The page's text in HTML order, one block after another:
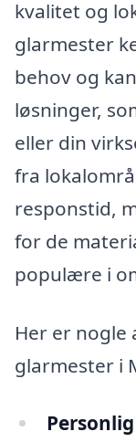
kvalitet og
glarmester
behov og
løsninger,
eller din
fra
responstid,
for de
populære i
Her er nogle
glarmester i